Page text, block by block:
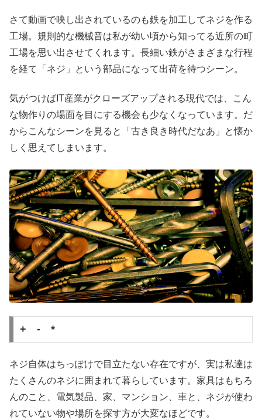
さて動画で映し出されているのも鉄を加工してネジを作る
工場。規則的な機械音は私が幼い頃から知ってる近所の町
工場を思い出させてくれます。長細い鉄がさまざまな行程
を経て「ネジ」という部品になって出荷を待つシーン。
気がつけばIT産業がクローズアップされる現代では、こん
な物作りの場面を目にする機会も少なくなっています。だ
からこんなシーンを見ると「古き良き時代だなあ」と懐か
しく思えてしまいます。
+ - *
ネジ自体はちっぽけで目立たない存在ですが、実は私達は
たくさんのネジに囲まれて暮らしています。家具はもちろ
んのこと、電気製品、家、マンション、車と、ネジが使わ
れていない物や場所を探す方が大変なほどです。